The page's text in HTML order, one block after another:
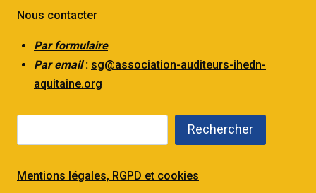
Nous contacter
Par formulaire
Par email: sg@association-auditeurs-ihedn-
aquitaine.org
Rechercher
Mentions légales, RGPD et cookies